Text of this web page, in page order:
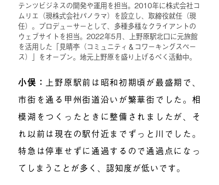
テンツビジネスの開発や運用を担当。2010年に株式会社コ
ムリエ（現株式会社パノラマ）を設立し、取締役就任（現
任）。プロデューサーとして、多種多様なクライアントの
ウェブサイトを担当。2022年5月、上野原駅北口に元旅館
を活用した「見晴亭（コミュニティ＆コワーキングスペー
ス）」をオープン。地元上野原を盛り上げるべく活動中。
小俣： 上野原駅前は昭和初期頃が最盛期で、
市街を通る甲州街道沿いが繁華街でした。相
模湖をつくったときに整備されましたが、そ
れ以前は現在の駅付近までずっと川でした。
特急は停車せずに通過するので通過点になっ
てしまうことが多く、認知度が低いです。